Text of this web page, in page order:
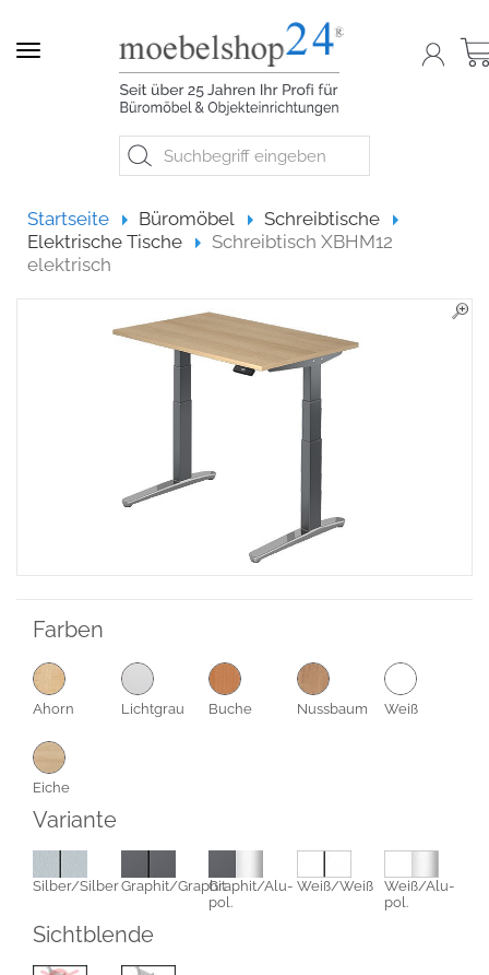
Navigation
StartseiteStartseite
Büromöbel
Schreibtische
Elektrische Tische
Schreibtisch XBHM12
elektrisch
Farben
Ahorn Lichtgrau Buche Nussbaum Weiß
Eiche
Variante
Silber/SilberGraphit/GraphitGraphit/Alu-
pol.
Weiß/Weiß
Weiß/Alu-
pol.
Sichtblende